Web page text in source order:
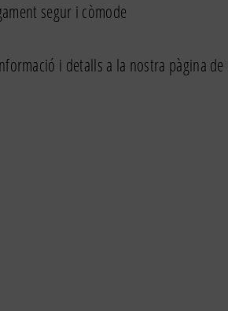
segur i còmode
i detalls a la nostra pàgina de